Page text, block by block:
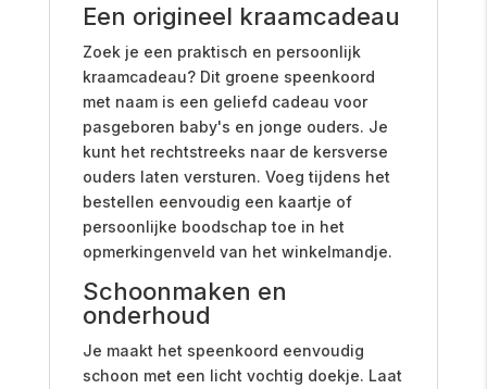
Een origineel kraamcadeau
Zoek je een praktisch en persoonlijk
kraamcadeau? Dit groene speenkoord
met naam is een geliefd cadeau voor
pasgeboren baby's en jonge ouders. Je
kunt het rechtstreeks naar de kersverse
ouders laten versturen. Voeg tijdens het
bestellen eenvoudig een kaartje of
persoonlijke boodschap toe in het
opmerkingenveld van het winkelmandje.
Schoonmaken en
onderhoud
Je maakt het speenkoord eenvoudig
schoon met een licht vochtig doekje. Laat